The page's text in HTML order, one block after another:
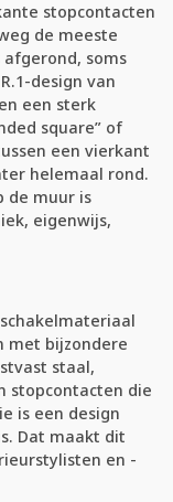
stopcontacten
de meeste
soms
design van
een sterk
square” of
een vierkant
helemaal rond.
de muur is
eigenwijs,
met bijzondere
staal,
stopcontacten die
is een design
Dat maakt dit
en -